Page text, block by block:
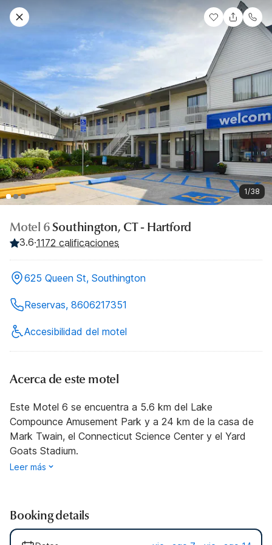
1/38
Motel 6Southington, CT - Hartford
3.6·1172 calificaciones
625 Queen St, Southington
Reservas, 8606217351
Accesibilidad del motel
Acerca de este motel
Este Motel 6 se encuentra a 5.6 km del Lake
Compounce Amusement Park y a 24 km de la casa de
Mark Twain, el Connecticut Science Center y el Yard
Goats Stadium.
Leer más
Booking details